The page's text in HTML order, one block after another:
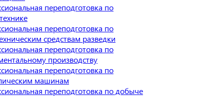
переподготовка по
переподготовка по
средствам разведки
переподготовка по
производству
переподготовка по
машинам
переподготовка по добыче